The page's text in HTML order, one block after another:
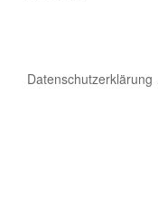
Datenschutzerklärung